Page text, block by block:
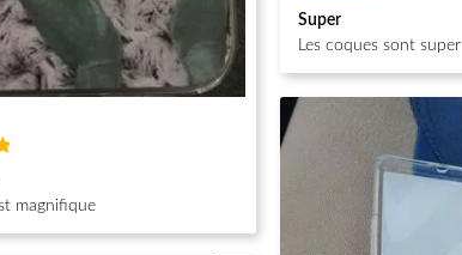
magnifique
Note
sur 5
Super
Les coques sont super